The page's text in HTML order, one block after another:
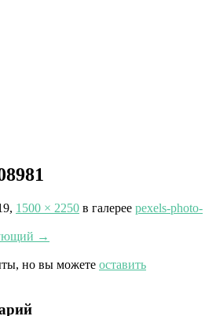
, 1500 × 2250 в галерее pexels-photo-
→
но вы можете оставить